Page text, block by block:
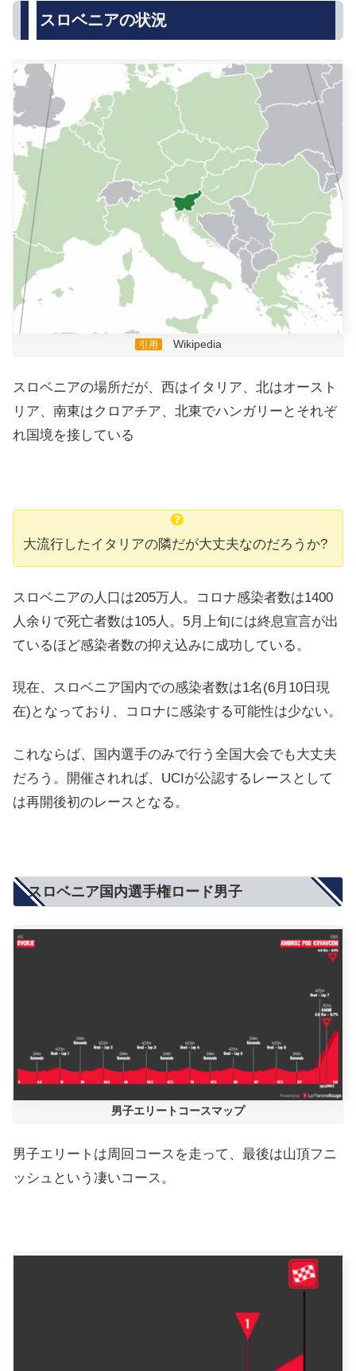
スロベニアの状況
引用 Wikipedia
スロベニアの場所だが、西はイタリア、北はオースト
リア、南東はクロアチア、北東でハンガリーとそれぞ
れ国境を接している
大流行したイタリアの隣だが大丈夫なのだろうか?
スロベニアの人口は205万人。コロナ感染者数は1400
人余りで死亡者数は105人。5月上旬には終息宣言が出
ているほど感染者数の抑え込みに成功している。
現在、スロベニア国内での感染者数は1名(6月10日現
在)となっており、コロナに感染する可能性は少ない。
これならば、国内選手のみで行う全国大会でも大丈夫
だろう。開催されれば、UCIが公認するレースとして
は再開後初のレースとなる。
スロベニア国内選手権ロード男子
男子エリートコースマップ
男子エリートは周回コースを走って、最後は山頂フニ
ッシュという凄いコース。